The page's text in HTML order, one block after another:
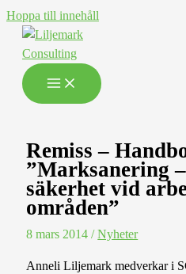
Hoppa till innehåll
Remiss –
”Marksanering
säkerhet vid
områden”
8 mars 2014/Nyheter
Anneli Liljemark medverkar i